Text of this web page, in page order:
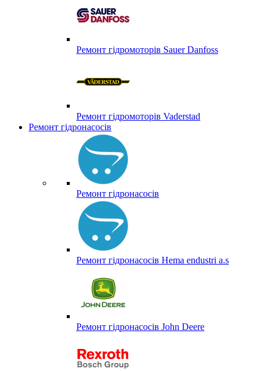
Ремонт гідромоторів Sauer Danfoss
Ремонт гідромоторів Vaderstad
Ремонт гідронасосів
Ремонт гідронасосів
Ремонт гідронасосів Hema endustri a.s
Ремонт гідронасосів John Deere